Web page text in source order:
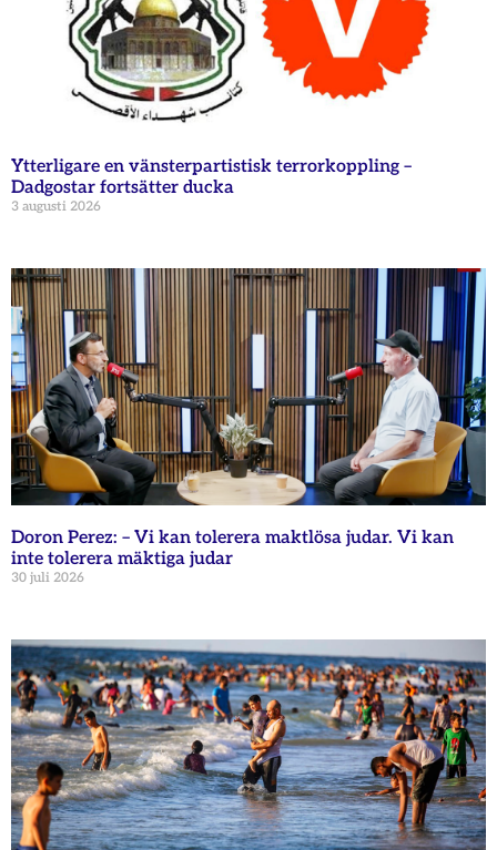
Ytterligare en vänsterpartistisk terrorkoppling –
Dadgostar fortsätter ducka
3 augusti 2026
Doron Perez: – Vi kan tolerera maktlösa judar. Vi kan
inte tolerera mäktiga judar
30 juli 2026